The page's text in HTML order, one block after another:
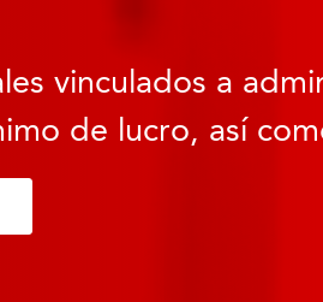
vinculados a
de lucro, así